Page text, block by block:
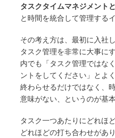
タスクタイムマネジメント
と時間を統合して管理する
その考え方は、最初に入社
タスク管理を非常に大事に
内でも「タスク管理ではな
ントをしてください」とよ
終わらせるだけではなく、
意味がない、というのが基本
タスク一つあたりにどれほ
どれほどの打ち合わせがあ